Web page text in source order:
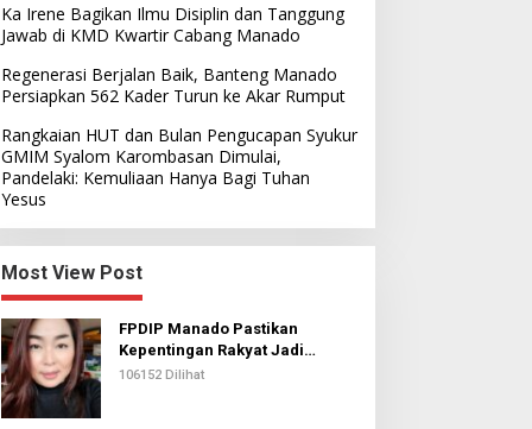
Ka Irene Bagikan Ilmu Disiplin dan Tanggung
Jawab di KMD Kwartir Cabang Manado
Regenerasi Berjalan Baik, Banteng Manado
Persiapkan 562 Kader Turun ke Akar Rumput
Rangkaian HUT dan Bulan Pengucapan Syukur
GMIM Syalom Karombasan Dimulai,
Pandelaki: Kemuliaan Hanya Bagi Tuhan
Yesus
Most View Post
FPDIP Manado Pastikan
Kepentingan Rakyat Jadi
Prioritas Dalam Perjuangan
106152 Dilihat